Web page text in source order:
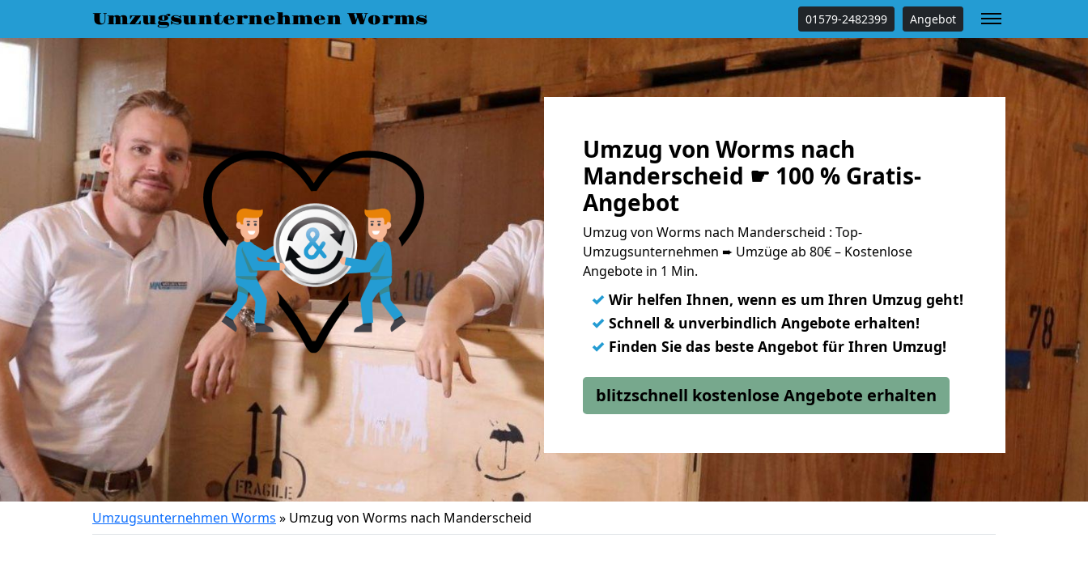
Umzugsunternehmen Worms 01579-2482399 Angebot
Umzug von Worms nach
Manderscheid ☛ 100 % Gratis-
Angebot
Umzug von Worms nach Manderscheid : Top-
Umzugsunternehmen ➨ Umzüge ab 80€ – Kostenlose
Angebote in 1 Min.
✓ Wir helfen Ihnen, wenn es um Ihren Umzug geht!
✓ Schnell & unverbindlich Angebote erhalten!
✓ Finden Sie das beste Angebot für Ihren Umzug!
blitzschnell kostenlose Angebote erhalten
Umzugsunternehmen Worms » Umzug von Worms nach Manderscheid